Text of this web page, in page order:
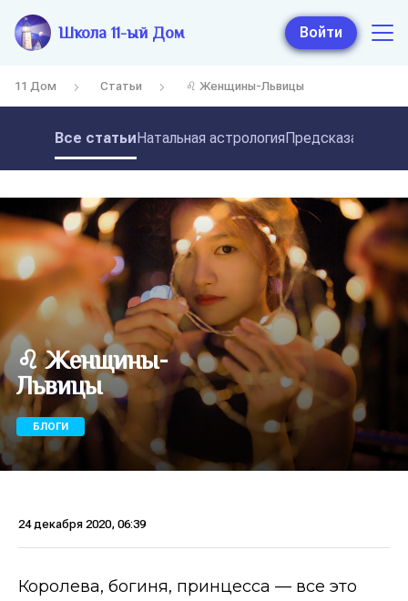
Школа 11-ый Дом Войти
11 Дом Статьи ♌ Женщины-Львицы
Все статьиНатальная астрология
♌ Женщины-
Львицы
БЛОГИ
24 декабря 2020, 06:39
Королева, богиня, принцесса — все это